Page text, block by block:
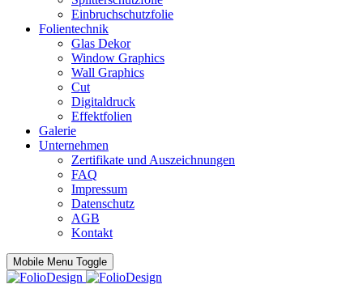
Einbruchschutzfolie
Folientechnik
Glas Dekor
Window Graphics
Wall Graphics
Cut
Digitaldruck
Effektfolien
Galerie
Unternehmen
Zertifikate und Auszeichnungen
FAQ
Impressum
Datenschutz
AGB
Kontakt
Mobile Menu Toggle